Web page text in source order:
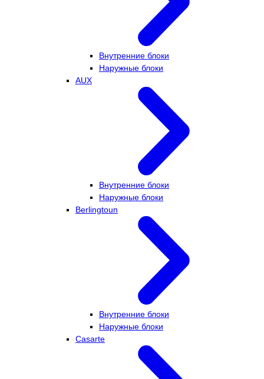
Внутренние блоки
Наружные блоки
AUX
Внутренние блоки
Наружные блоки
Berlingtoun
Внутренние блоки
Наружные блоки
Casarte